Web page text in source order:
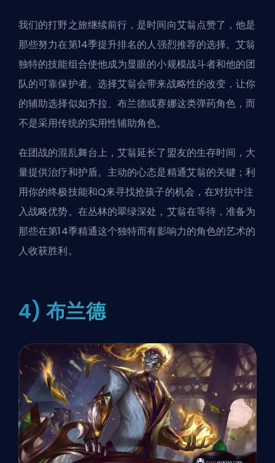
我们的打野之旅继续前行，是时间向艾翁点赞了，他是
那些努力在第14季提升排名的人强烈推荐的选择。艾翁
独特的技能组合使他成为显眼的小规模战斗者和他的团
队的可靠保护者。选择艾翁会带来战略性的改变，让你
的辅助选择似如齐拉、布兰德或赛娜这类弹药角色，而
不是采用传统的实用性辅助角色。
在团战的混乱舞台上，艾翁延长了盟友的生存时间，大
量提供治疗和护盾。主动的心态是精通艾翁的关键；利
用你的终极技能和Q来寻找抢孩子的机会，在对抗中注
入战略优势。在丛林的翠绿深处，艾翁在等待，准备为
那些在第14季精通这个独特而有影响力的角色的艺术的
人收获胜利。
4) 布兰德